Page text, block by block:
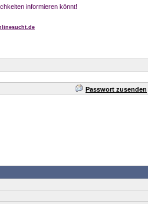
informieren könnt!
Passwort zusenden